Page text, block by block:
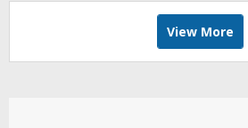
View More